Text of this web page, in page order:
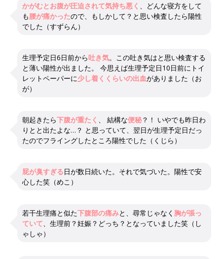
かがむとお腹が圧迫されて気持ち悪く
、どんな寝方をして
も腰が痛かったので、もしかして？と思い検査したら陽性
でした（すずらん）
生理予定日6日前から吐き気。この吐き気はと思い検査する
と薄い陽性が出ました。 今思えば生理予定日10日前にトイ
レットペーパーに少し着くくらいの出血がありました（お
が）
朝起きたら下腹が重たく 、 結構な便秘？！ いやでも昨日わ
りとと出たよな…？ と思っていて、翌日が生理予定日だっ
たのでフライングしたところ陽性でした（くじら）
屁が臭すぎる日が数日続いた。それで気づいた。陽性で安
心した笑（めこ）
若干生理痛と似た下腹部の痛みと、尋常じゃなく 胸が張っ
ていて 、生理前？妊娠？どっち？となっていました笑（し
ゃしゃ）